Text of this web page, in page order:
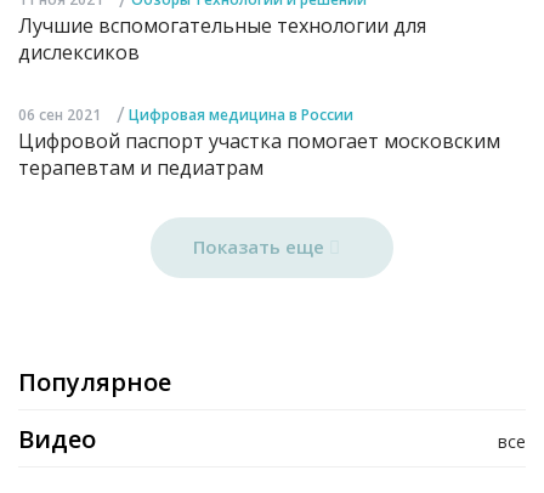
Лучшие вспомогательные технологии для
дислексиков
06 сен 2021 / Цифровая медицина в России
Цифровой паспорт участка помогает московским
терапевтам и педиатрам
Показать еще
Популярное
все
Видео